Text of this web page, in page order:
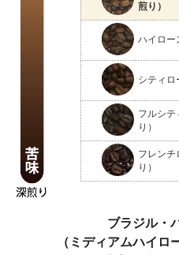
煎り）
ハイロー
シティロ
フルシテ
り）
フレンチ
り）
ブラジル・
（ミディアムハイロ